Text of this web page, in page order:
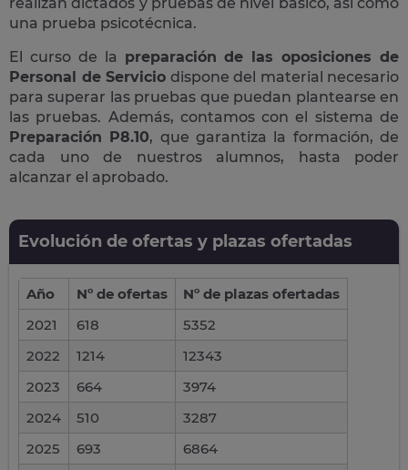
una prueba psicotécnica.
El curso de la preparación de las oposiciones de
Personal de Servicio dispone del material necesario
para superar las pruebas que puedan plantearse en
las pruebas. Además, contamos con el sistema de
Preparación P8.10, que garantiza la formación, de
cada uno de nuestros alumnos, hasta poder
alcanzar el aprobado.
Evolución de ofertas y plazas ofertadas
Año Nº de ofertas
Nº de plazas ofertadas
2021
618
5352
2022
1214
12343
2023
664
3974
2024
510
3287
2025
693
6864